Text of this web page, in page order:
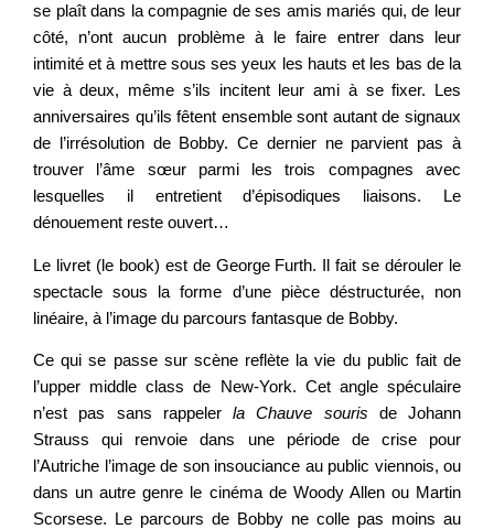
se plaît dans la compagnie de ses amis mariés qui, de leur
côté, n’ont aucun problème à le faire entrer dans leur
intimité et à mettre sous ses yeux les hauts et les bas de la
vie à deux, même s’ils incitent leur ami à se fixer. Les
anniversaires qu’ils fêtent ensemble sont autant de signaux
de l’irrésolution de Bobby. Ce dernier ne parvient pas à
trouver l’âme sœur parmi les trois compagnes avec
lesquelles il entretient d’épisodiques liaisons. Le
dénouement reste ouvert…
Le livret (le book) est de George Furth. Il fait se dérouler le
spectacle sous la forme d’une pièce déstructurée, non
linéaire, à l’image du parcours fantasque de Bobby.
Ce qui se passe sur scène reflète la vie du public fait de
l’upper middle class de New-York. Cet angle spéculaire
n’est pas sans rappeler la Chauve souris de Johann
Strauss qui renvoie dans une période de crise pour
l’Autriche l’image de son insouciance au public viennois, ou
dans un autre genre le cinéma de Woody Allen ou Martin
Scorsese. Le parcours de Bobby ne colle pas moins au